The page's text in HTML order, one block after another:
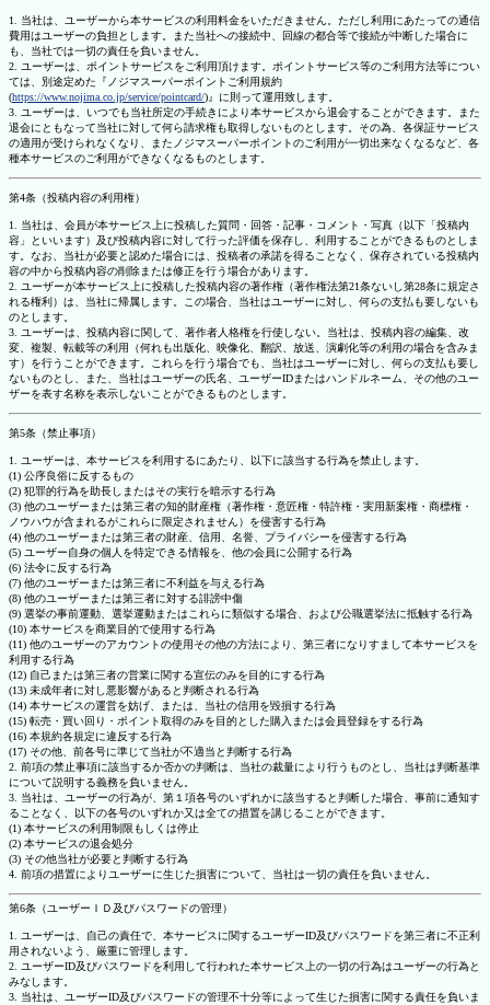
1. 当社は、ユーザーから本サービスの利用料金をいただきません。ただし利用にあたっての通信
費用はユーザーの負担とします。また当社への接続中、回線の都合等で接続が中断した場合に
も、当社では一切の責任を負いません。
2. ユーザーは、ポイントサービスをご利用頂けます。ポイントサービス等のご利用方法等につい
ては、別途定めた『ノジマスーパーポイントご利用規約
(https://www.nojima.co.jp/service/pointcard/)』に則って運用致します。
3. ユーザーは、いつでも当社所定の手続きにより本サービスから退会することができます。また
退会にともなって当社に対して何ら請求権も取得しないものとします。その為、各保証サービス
の適用が受けられなくなり、またノジマスーパーポイントのご利用が一切出来なくなるなど、各
種本サービスのご利用ができなくなるものとします。
第4条（投稿内容の利用権）
1. 当社は、会員が本サービス上に投稿した質問・回答・記事・コメント・写真（以下「投稿内
容」といいます）及び投稿内容に対して行った評価を保存し、利用することができるものとしま
す。なお、当社が必要と認めた場合には、投稿者の承諾を得ることなく、保存されている投稿内
容の中から投稿内容の削除または修正を行う場合があります。
2. ユーザーが本サービス上に投稿した投稿内容の著作権（著作権法第21条ないし第28条に規定さ
れる権利）は、当社に帰属します。この場合、当社はユーザーに対し、何らの支払も要しないも
のとします。
3. ユーザーは、投稿内容に関して、著作者人格権を行使しない。当社は、投稿内容の編集、改
変、複製、転載等の利用（何れも出版化、映像化、翻訳、放送、演劇化等の利用の場合を含みま
す）を行うことができます。これらを行う場合でも、当社はユーザーに対し、何らの支払も要し
ないものとし、また、当社はユーザーの氏名、ユーザーIDまたはハンドルネーム、その他のユー
ザーを表す名称を表示しないことができるものとします。
第5条（禁止事項）
1. ユーザーは、本サービスを利用するにあたり、以下に該当する行為を禁止します。
(1) 公序良俗に反するもの
(2) 犯罪的行為を助長しまたはその実行を暗示する行為
(3) 他のユーザーまたは第三者の知的財産権（著作権・意匠権・特許権・実用新案権・商標権・
ノウハウが含まれるがこれらに限定されません）を侵害する行為
(4) 他のユーザーまたは第三者の財産、信用、名誉、プライバシーを侵害する行為
(5) ユーザー自身の個人を特定できる情報を、他の会員に公開する行為
(6) 法令に反する行為
(7) 他のユーザーまたは第三者に不利益を与える行為
(8) 他のユーザーまたは第三者に対する誹謗中傷
(9) 選挙の事前運動、選挙運動またはこれらに類似する場合、および公職選挙法に抵触する行為
(10) 本サービスを商業目的で使用する行為
(11) 他のユーザーのアカウントの使用その他の方法により、第三者になりすまして本サービスを
利用する行為
(12) 自己または第三者の営業に関する宣伝のみを目的にする行為
(13) 未成年者に対し悪影響があると判断される行為
(14) 本サービスの運営を妨げ、または、当社の信用を毀損する行為
(15) 転売・買い回り・ポイント取得のみを目的とした購入または会員登録をする行為
(16) 本規約各規定に違反する行為
(17) その他、前各号に準じて当社が不適当と判断する行為
2. 前項の禁止事項に該当するか否かの判断は、当社の裁量により行うものとし、当社は判断基準
について説明する義務を負いません。
3. 当社は、ユーザーの行為が、第１項各号のいずれかに該当すると判断した場合、事前に通知す
ることなく、以下の各号のいずれか又は全ての措置を講じることができます。
(1) 本サービスの利用制限もしくは停止
(2) 本サービスの退会処分
(3) その他当社が必要と判断する行為
4. 前項の措置によりユーザーに生じた損害について、当社は一切の責任を負いません。
第6条（ユーザーＩＤ及びパスワードの管理）
1. ユーザーは、自己の責任で、本サービスに関するユーザーID及びパスワードを第三者に不正利
用されないよう、厳重に管理します。
2. ユーザーID及びパスワードを利用して行われた本サービス上の一切の行為はユーザーの行為と
みなします。
3. 当社は、ユーザーID及びパスワードの管理不十分等によって生じた損害に関する責任を負いま